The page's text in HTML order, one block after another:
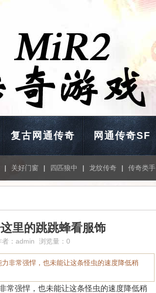
复古网通传奇 网通传奇SF
| 关好门窗 | 四匹狼中 | 龙纹传奇 | 传奇类手
里的跳跳蜂看服饰
： admin 浏览量：0
非常强悍，也未能让这条怪虫的速度降低稍
常强悍，也未能让这条怪虫的速度降低稍